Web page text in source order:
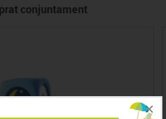
×
conjuntament